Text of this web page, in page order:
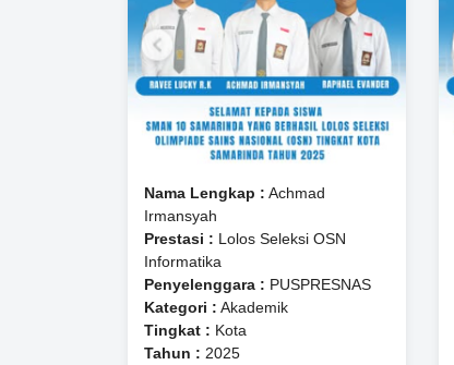
Nama Lengkap : Achmad
Irmansyah
Prestasi : Lolos Seleksi OSN
Informatika
Penyelenggara : PUSPRESNAS
Kategori : Akademik
Tingkat : Kota
Tahun : 2025